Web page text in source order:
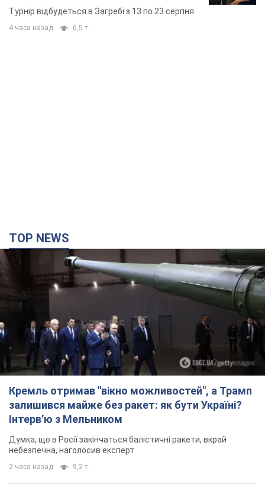
основних спортсменів
Турнір відбудеться в Загребі з 13 по 23 серпня
4 часа назад 6,5 т.
TOP NEWS
Кремль отримав "вікно можливостей", а Трамп
залишився майже без ракет: як бути Україні?
Інтерв’ю з Мельником
Думка, що в Росії закінчаться балістичні ракети, вкрай
небезпечна, наголосив експерт
2 часа назад 9,2 т.